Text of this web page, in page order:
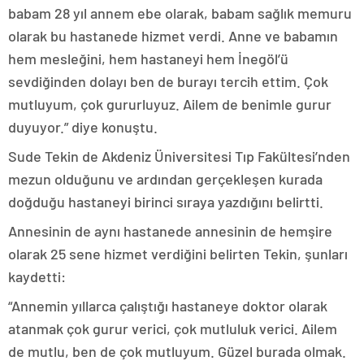
babam 28 yıl annem ebe olarak, babam sağlık memuru
olarak bu hastanede hizmet verdi. Anne ve babamın
hem mesleğini, hem hastaneyi hem İnegöl’ü
sevdiğinden dolayı ben de burayı tercih ettim. Çok
mutluyum, çok gururluyuz. Ailem de benimle gurur
duyuyor.” diye konuştu.
Sude Tekin de Akdeniz Üniversitesi Tıp Fakültesi’nden
mezun olduğunu ve ardından gerçekleşen kurada
doğduğu hastaneyi birinci sıraya yazdığını belirtti.
Annesinin de aynı hastanede annesinin de hemşire
olarak 25 sene hizmet verdiğini belirten Tekin, şunları
kaydetti:
“Annemin yıllarca çalıştığı hastaneye doktor olarak
atanmak çok gurur verici, çok mutluluk verici. Ailem
de mutlu, ben de çok mutluyum. Güzel burada olmak.